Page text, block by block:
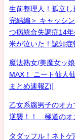
生前整理人！孤立
完結編＞ キャッシ
つ病統合失調症14
米が泣いた！認知
魔法熟女/美魔女ッ
MAX！ ニート仙人
まとめ速報Z)]
乙女系腐男子のオ
逆襲！！ 極道のオ
タダッフル！ネト